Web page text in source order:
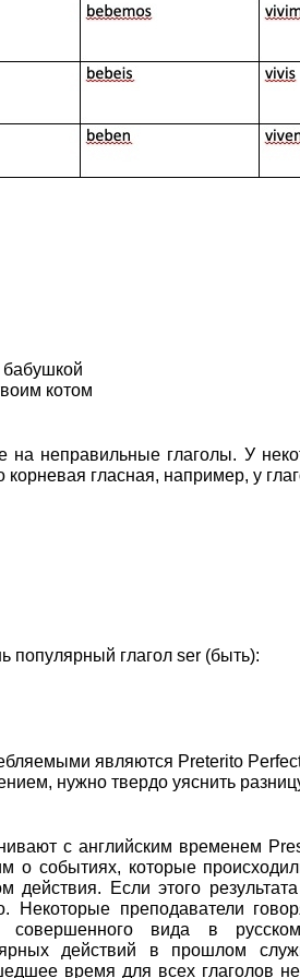
котом
на неправильные глаголы. У
гласная, например, у
популярный глагол ser (быть):
являются Preterito
нужно твердо уяснить
с английским временем
о событиях, которые
действия. Если этого
Некоторые преподаватели
совершенного вида в
действий в прошлом
время для всех глаголов